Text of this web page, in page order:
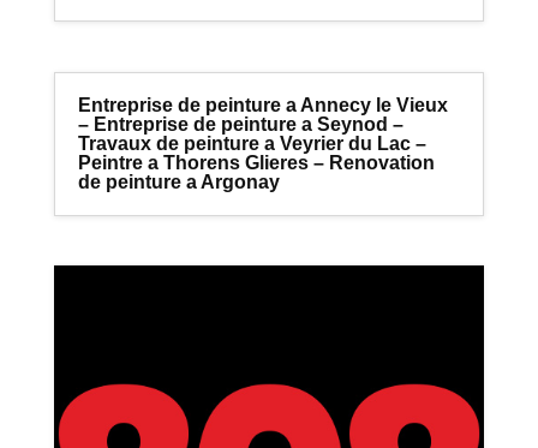
Entreprise de peinture a Annecy le Vieux
– Entreprise de peinture a Seynod –
Travaux de peinture a Veyrier du Lac –
Peintre a Thorens Glieres – Renovation
de peinture a Argonay